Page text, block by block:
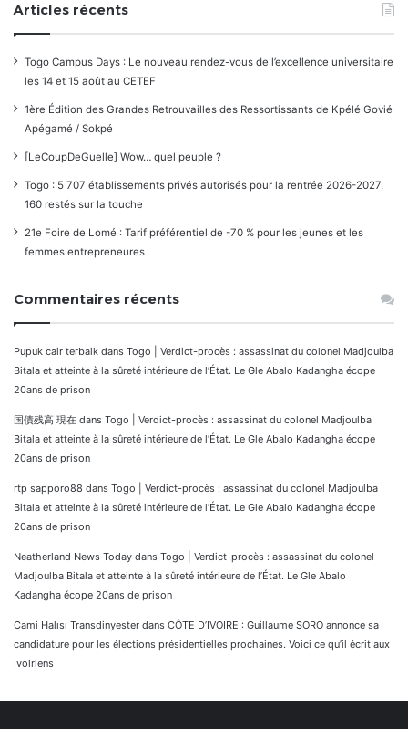
Articles récents
Togo Campus Days : Le nouveau rendez-vous de l’excellence universitaire
les 14 et 15 août au CETEF
1ère Édition des Grandes Retrouvailles des Ressortissants de Kpélé Govié
Apégamé / Sokpé
[LeCoupDeGuelle] Wow… quel peuple ?
Togo : 5 707 établissements privés autorisés pour la rentrée 2026-2027,
160 restés sur la touche
21e Foire de Lomé : Tarif préférentiel de -70 % pour les jeunes et les
femmes entrepreneures
Commentaires récents
Pupuk cair terbaik dans Togo | Verdict-procès : assassinat du colonel Madjoulba
Bitala et atteinte à la sûreté intérieure de l’État. Le Gle Abalo Kadangha écope
20ans de prison
国債残高 現在 dans Togo | Verdict-procès : assassinat du colonel Madjoulba
Bitala et atteinte à la sûreté intérieure de l’État. Le Gle Abalo Kadangha écope
20ans de prison
rtp sapporo88 dans Togo | Verdict-procès : assassinat du colonel Madjoulba
Bitala et atteinte à la sûreté intérieure de l’État. Le Gle Abalo Kadangha écope
20ans de prison
Neatherland News Today dans Togo | Verdict-procès : assassinat du colonel
Madjoulba Bitala et atteinte à la sûreté intérieure de l’État. Le Gle Abalo
Kadangha écope 20ans de prison
Cami Halısı Transdinyester dans CÔTE D’IVOIRE : Guillaume SORO annonce sa
candidature pour les élections présidentielles prochaines. Voici ce qu’il écrit aux
Ivoiriens